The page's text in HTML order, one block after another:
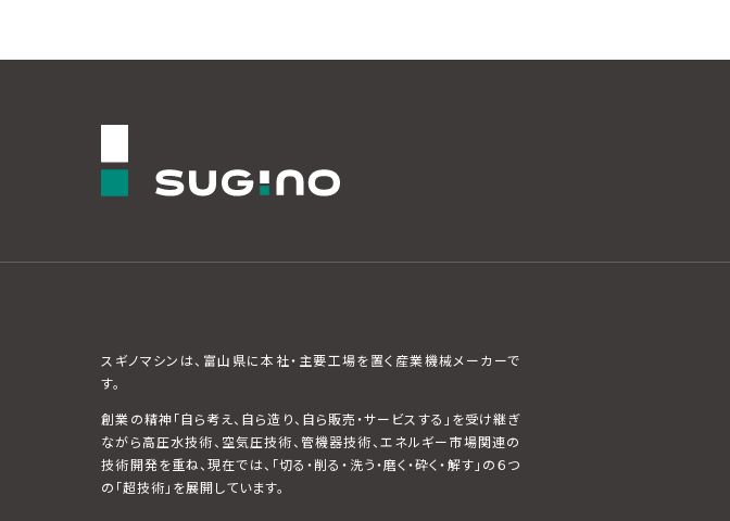
スギノマシンは、富山県に本社・主要工場を置く産業機械メーカーで
す。
創業の精神「自ら考え、自ら造り、自ら販売・サービスする」を受け継ぎ
ながら高圧水技術、空気圧技術、管機器技術、エネルギー市場関連の
技術開発を重ね、現在では、「切る・削る・洗う・磨く・砕く・解す」の６つ
の「超技術」を展開しています。